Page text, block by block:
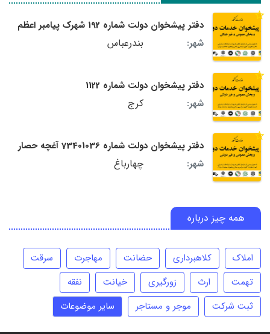
دفتر پیشخوان دولت شماره 192 شهرک پیامبر اعظم
شهر:
بندرعباس
دفتر پیشخوان دولت شماره 1122
شهر:
کرج
دفتر پیشخوان دولت شماره 73401036 آغچه حصار
شهر:
چهارباغ
همه چیز درباره
املاک کلاهبرداری حضانت مهاجرت
سرقت
تهمت
ارث زورگیری خیانت
نفقه
ثبت شرکت
موجر و مستاجر سایر موضوعات